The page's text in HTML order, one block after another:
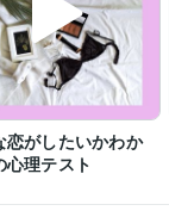
しい」、「なるべく早
くわかりますので、
などは遠慮なく
ジをくださいね。
がない限りは、
に沿いたいと思っていま
返事ができない
恋がしたいかわか
心理テスト